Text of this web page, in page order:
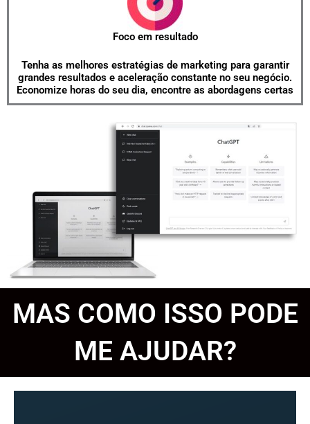
Foco em resultado
Tenha as melhores estratégias de marketing para garantir
grandes resultados e aceleração constante no seu negócio.
Economize horas do seu dia, encontre as abordagens certas
MAS COMO ISSO PODE
ME AJUDAR?